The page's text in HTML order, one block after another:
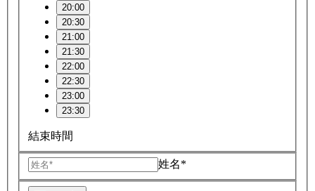
20:00
20:30
21:00
21:30
22:00
22:30
23:00
23:30
結束時間
姓名*